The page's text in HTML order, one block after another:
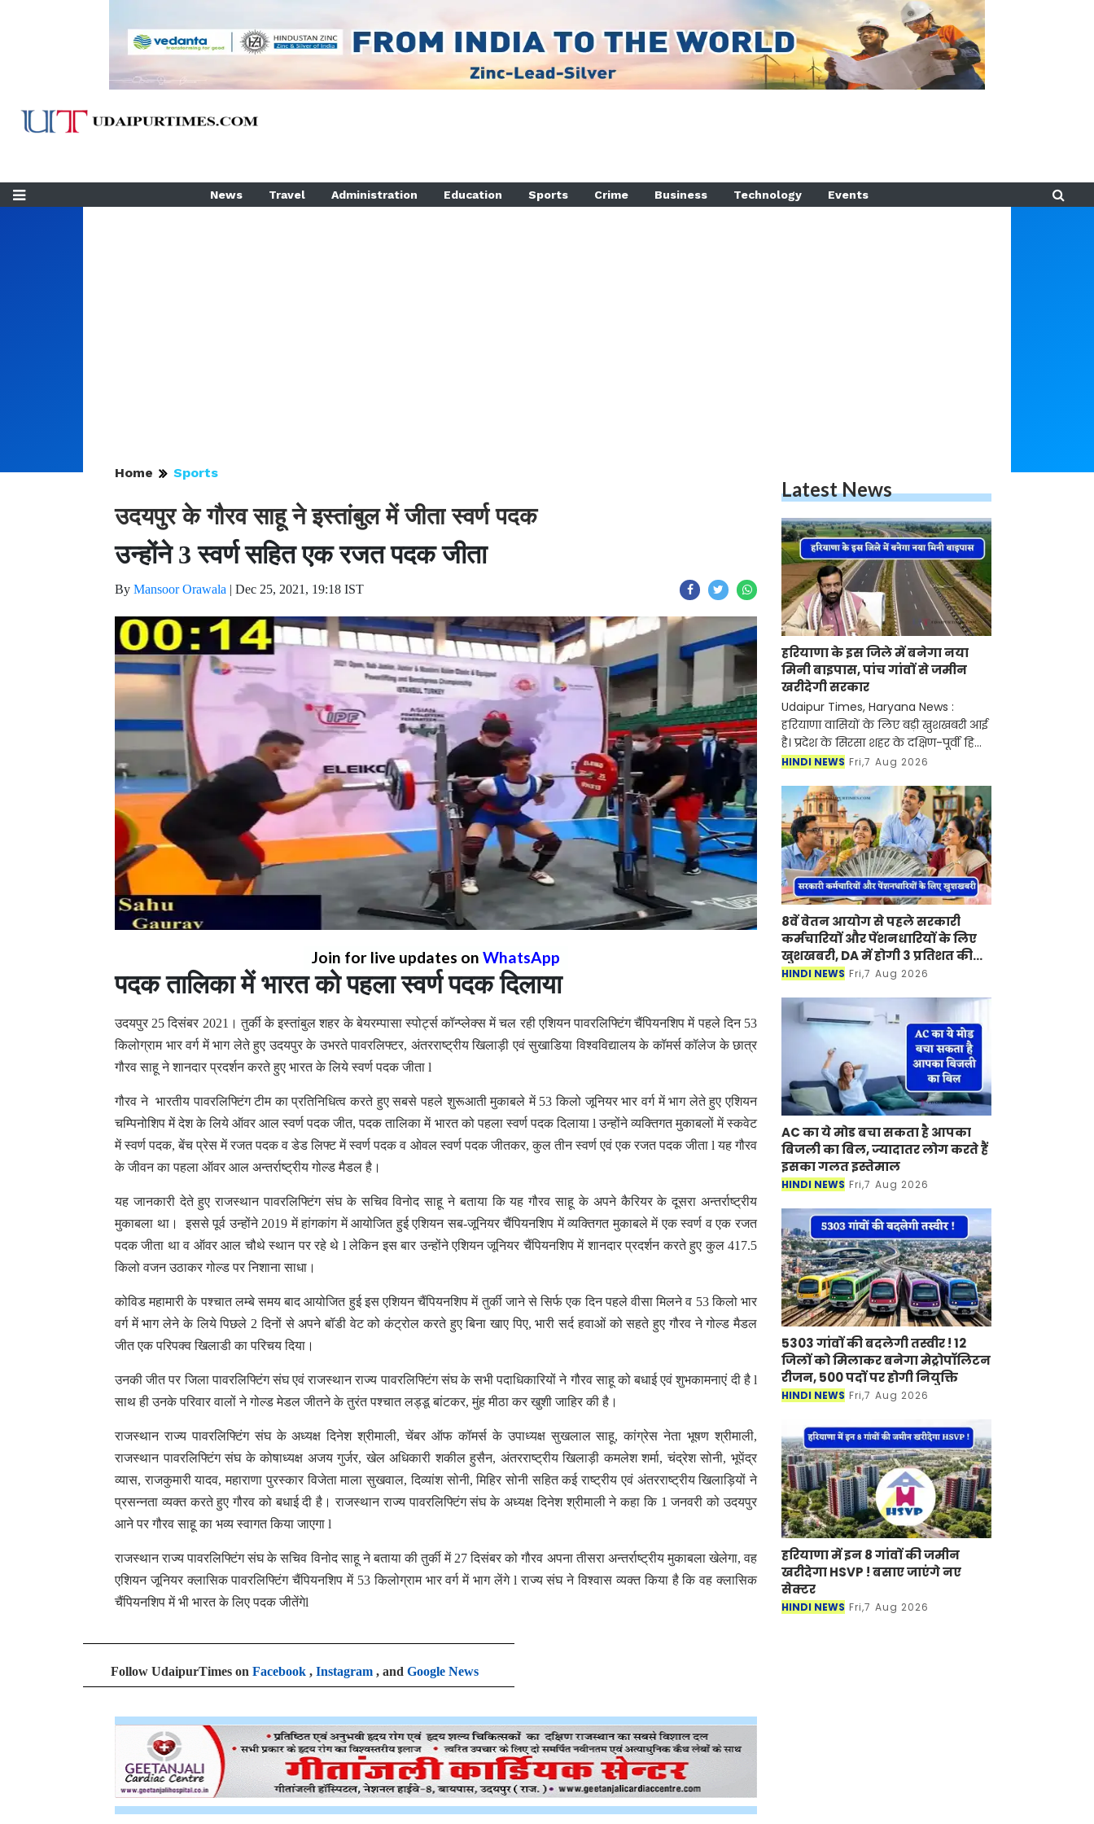
News Travel Administration Education Sports Crime Business Technology Events
Home Sports
उदयपुर के गौरव साहू ने इस्तांबुल में जीता स्वर्ण पदक
उन्होंने 3 स्वर्ण सहित एक रजत पदक जीता
By Mansoor Orawala | Dec 25, 2021, 19:18 IST
Join for live updates on WhatsApp
पदक तालिका में भारत को पहला स्वर्ण पदक दिलाया
उदयपुर 25 दिसंबर 2021। तुर्की के इस्तांबुल शहर के बेयरम्पासा स्पोर्ट्स कॉन्प्लेक्स में चल रही एशियन पावरलिफ्टिंग चैंपियनशिप में पहले दिन 53
किलोग्राम भार वर्ग में भाग लेते हुए उदयपुर के उभरते पावरलिफ्टर, अंतरराष्ट्रीय खिलाड़ी एवं सुखाडिया विश्वविद्यालय के कॉमर्स कॉलेज के छात्र
गौरव साहू ने शानदार प्रदर्शन करते हुए भारत के लिये स्वर्ण पदक जीता l
गौरव ने भारतीय पावरलिफ्टिंग टीम का प्रतिनिधित्व करते हुए सबसे पहले शुरूआती मुकाबले में 53 किलो जूनियर भार वर्ग में भाग लेते हुए एशियन
चम्पिनोशिप में देश के लिये ऑवर आल स्वर्ण पदक जीत, पदक तालिका में भारत को पहला स्वर्ण पदक दिलाया l उन्होंने व्यक्तिगत मुकाबलों में स्कवेट
में स्वर्ण पदक, बेंच प्रेस में रजत पदक व डेड लिफ्ट में स्वर्ण पदक व ओवल स्वर्ण पदक जीतकर, कुल तीन स्वर्ण एवं एक रजत पदक जीता l यह गौरव
के जीवन का पहला ऑवर आल अन्तर्राष्ट्रीय गोल्ड मैडल है।
यह जानकारी देते हुए राजस्थान पावरलिफ्टिंग संघ के सचिव विनोद साहू ने बताया कि यह गौरव साहू के अपने कैरियर के दूसरा अन्तर्राष्ट्रीय
मुकाबला था। इससे पूर्व उन्होंने 2019 में हांगकांग में आयोजित हुई एशियन सब-जूनियर चैंपियनशिप में व्यक्तिगत मुकाबले में एक स्वर्ण व एक रजत
पदक जीता था व ऑवर आल चौथे स्थान पर रहे थे l लेकिन इस बार उन्होंने एशियन जूनियर चैंपियनशिप में शानदार प्रदर्शन करते हुए कुल 417.5
किलो वजन उठाकर गोल्ड पर निशाना साधा।
कोविड महामारी के पश्चात लम्बे समय बाद आयोजित हुई इस एशियन चैंपियनशिप में तुर्की जाने से सिर्फ एक दिन पहले वीसा मिलने व 53 किलो भार
वर्ग में भाग लेने के लिये पिछले 2 दिनों से अपने बॉडी वेट को कंट्रोल करते हुए बिना खाए पिए, भारी सर्द हवाओं को सहते हुए गौरव ने गोल्ड मैडल
जीत एक परिपक्व खिलाडी का परिचय दिया।
उनकी जीत पर जिला पावरलिफ्टिंग संघ एवं राजस्थान राज्य पावरलिफ्टिंग संघ के सभी पदाधिकारियों ने गौरव साहू को बधाई एवं शुभकामनाएं दी है l
साथ ही उनके परिवार वालों ने गोल्ड मेडल जीतने के तुरंत पश्चात लड्डू बांटकर, मुंह मीठा कर खुशी जाहिर की है।
राजस्थान राज्य पावरलिफ्टिंग संघ के अध्यक्ष दिनेश श्रीमाली, चेंबर ऑफ कॉमर्स के उपाध्यक्ष सुखलाल साहू, कांग्रेस नेता भूषण श्रीमाली,
राजस्थान पावरलिफ्टिंग संघ के कोषाध्यक्ष अजय गुर्जर, खेल अधिकारी शकील हुसैन, अंतरराष्ट्रीय खिलाड़ी कमलेश शर्मा, चंद्रेश सोनी, भूपेंद्र
व्यास, राजकुमारी यादव, महाराणा पुरस्कार विजेता माला सुखवाल, दिव्यांश सोनी, मिहिर सोनी सहित कई राष्ट्रीय एवं अंतरराष्ट्रीय खिलाड़ियों ने
प्रसन्नता व्यक्त करते हुए गौरव को बधाई दी है। राजस्थान राज्य पावरलिफ्टिंग संघ के अध्यक्ष दिनेश श्रीमाली ने कहा कि 1 जनवरी को उदयपुर
आने पर गौरव साहू का भव्य स्वागत किया जाएगा l
राजस्थान राज्य पावरलिफ्टिंग संघ के सचिव विनोद साहू ने बताया की तुर्की में 27 दिसंबर को गौरव अपना तीसरा अन्तर्राष्ट्रीय मुकाबला खेलेगा, वह
एशियन जूनियर क्लासिक पावरलिफ्टिंग चैंपियनशिप में 53 किलोग्राम भार वर्ग में भाग लेंगे l राज्य संघ ने विश्वास व्यक्त किया है कि वह क्लासिक
चैंपियनशिप में भी भारत के लिए पदक जीतेंगेl
Follow UdaipurTimes on Facebook , Instagram , and Google News
Latest News
हरियाणा के इस जिले में बनेगा नया
मिनी बाइपास, पांच गांवों से जमीन
खरीदेगी सरकार
Udaipur Times, Haryana News :
हरियाणा वासियों के लिए बड़ी खुशखबरी आई
है। प्रदेश के सिरसा शहर के दक्षिण-पूर्वी हिस्से
में प्रस्तावित मिनी बाइपास को लेकर करीब
पहिया तेजी से
HINDI NEWS Fri,7 Aug 2026
8वें वेतन आयोग से पहले सरकारी
कर्मचारियों और पेंशनधारियों के लिए
खुशखबरी, DA में होगी 3 प्रतिशत की
बढ़ोतरी ?
HINDI NEWS Fri,7 Aug 2026
AC का ये मोड बचा सकता है आपका
बिजली का बिल, ज्यादातर लोग करते हैं
इसका गलत इस्तेमाल
HINDI NEWS Fri,7 Aug 2026
5303 गांवों की बदलेगी तस्वीर ! 12
जिलों को मिलाकर बनेगा मेट्रोपॉलिटन
रीजन, 500 पदों पर होगी नियुक्ति
HINDI NEWS Fri,7 Aug 2026
हरियाणा में इन 8 गांवों की जमीन
खरीदेगा HSVP ! बसाए जाएंगे नए
सेक्टर
HINDI NEWS Fri,7 Aug 2026